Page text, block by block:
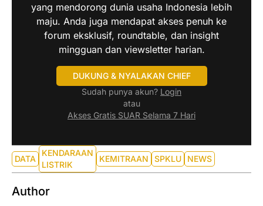
yang mendorong dunia usaha Indonesia lebih
maju. Anda juga mendapat akses penuh ke
forum eksklusif, roundtable, dan insight
mingguan dan viewsletter harian.
DUKUNG & NYALAKAN CHIEF
Sudah punya akun? Login
atau
Akses Gratis SUAR Selama 7 Hari
DATA
KENDARAAN
LISTRIK
KEMITRAAN SPKLU NEWS
Author